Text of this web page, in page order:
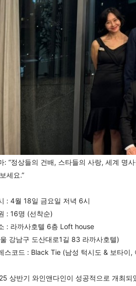
: “정상들의 건배, 스타들의 사랑, 세계 명
세요.”
: 4월 18일 금요일 저녁 6시
: 16명 (선착순)
: 라까사호텔 6층 Loft house
강남구 도산대로1길 83 라까사호텔)
스코드 : Black Tie (남성 턱시도 & 보타이
상반기 와인앤다인이 성공적으로 개최되